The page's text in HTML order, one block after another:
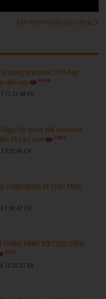
Xem thêm nhiều video khác
lương xưa trước 1975 hay
đến nay
96198
11:33:48 CH
Ngọc Hà quyết add facebook
đã nghỉ chơi
76301
5:03:06 CH
CHINH NHẪN VỀ CHỊU TANG
1:08:47 CH
THANH HẰNG VỚI CUỘC SỐNG
32577
10:22:21 SA